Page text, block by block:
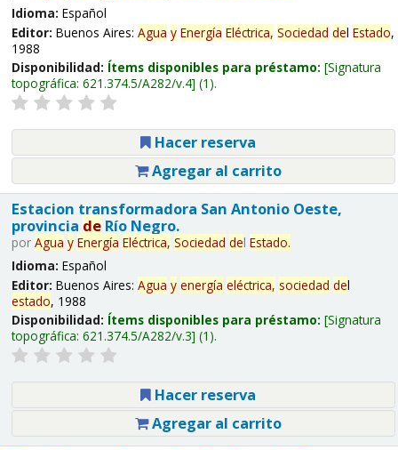
Idioma: Español
Editor: Buenos Aires: Agua y Energía Eléctrica, Sociedad del Estado,
1988
Disponibilidad: Ítems disponibles para préstamo: Signatura
topográfica: 621.374.5/A282/v.4 (1).
Hacer reserva
Agregar al carrito
Estacion transformadora San Antonio Oeste,
provincia deRío Negro.
por Agua y Energía Eléctrica, Sociedad del Estado.
Idioma: Español
Editor: Buenos Aires: Agua y energía eléctrica, sociedad del
estado, 1988
Disponibilidad: Ítems disponibles para préstamo: Signatura
topográfica: 621.374.5/A282/v.3 (1).
Hacer reserva
Agregar al carrito